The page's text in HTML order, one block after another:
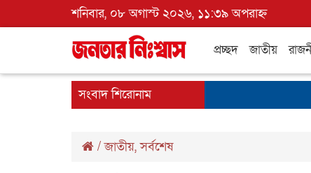
শনিবার, ০৮ অগাস্ট ২০২৬, ১১:৩৯ অপরাহ্ন
প্রচ্ছদ জাতীয়
সংবাদ শিরোনাম
/জাতীয়,সর্বশেষ